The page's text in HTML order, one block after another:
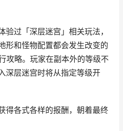
过「深层迷宫」相关玩法，
形和怪物配置都会发生改变的
攻略。玩家在副本外的等级不
深层迷宫时将从指定等级开
得各式各样的报酬，朝着最终